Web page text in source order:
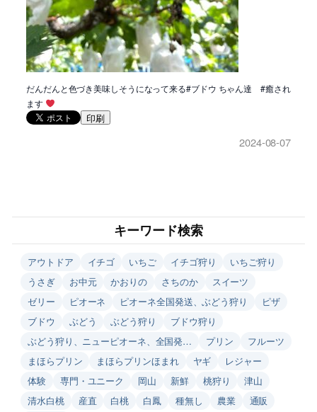
だんだんと色づき美味しそうになって来る#ブドウ ちゃん達 #癒され
ます
印刷
2024-08-07
キーワード検索
アウトドア イチゴ いちご イチゴ狩り
いちご狩り
うさぎ
お中元 かおりの さちのか
スイーツ
ゼリー
ピオーネ ピオーネ全国発送、ぶどう狩り
ピザ
ブドウ
ぶどう ぶどう狩り
ブドウ狩り
ぶどう狩り、ニューピオーネ、全国発…
プリン
フルーツ
まほらプリン
まほらプリンほまれ ヤギ
レジャー
体験
専門・ユニーク 岡山 新鮮 桃狩り
津山
清水白桃
産直 白桃 白鳳 種無し 農業
通販